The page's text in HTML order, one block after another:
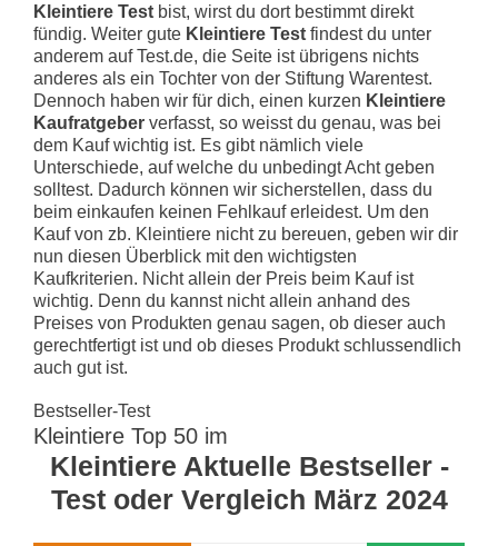
Kleintiere Test bist, wirst du dort bestimmt direkt
fündig. Weiter gute Kleintiere Test findest du unter
anderem auf Test.de, die Seite ist übrigens nichts
anderes als ein Tochter von der Stiftung Warentest.
Dennoch haben wir für dich, einen kurzen Kleintiere
Kaufratgeber verfasst, so weisst du genau, was bei
dem Kauf wichtig ist. Es gibt nämlich viele
Unterschiede, auf welche du unbedingt Acht geben
solltest. Dadurch können wir sicherstellen, dass du
beim einkaufen keinen Fehlkauf erleidest. Um den
Kauf von zb. Kleintiere nicht zu bereuen, geben wir dir
nun diesen Überblick mit den wichtigsten
Kaufkriterien. Nicht allein der Preis beim Kauf ist
wichtig. Denn du kannst nicht allein anhand des
Preises von Produkten genau sagen, ob dieser auch
gerechtfertigt ist und ob dieses Produkt schlussendlich
auch gut ist.
Bestseller-Test
Kleintiere Top 50 im
Kleintiere Aktuelle Bestseller -
Test oder Vergleich März 2024